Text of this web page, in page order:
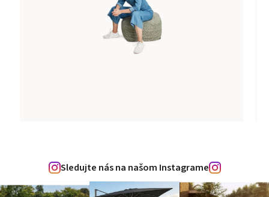
Sledujte nás na našom Instagrame